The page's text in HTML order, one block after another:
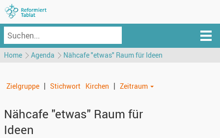
Home Agenda Nähcafe "etwas" Raum für Ideen
Zielgruppe | Stichwort Kirchen | Zeitraum
Nähcafe "etwas" Raum für
Ideen